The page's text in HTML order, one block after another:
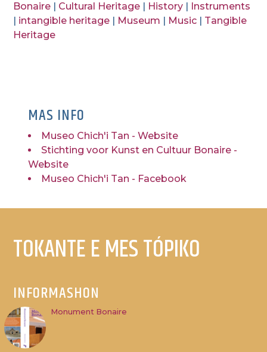
Bonaire | Cultural Heritage | History | Instruments
| intangible heritage | Museum | Music | Tangible
Heritage
MAS INFO
Museo Chich'i Tan - Website
Stichting voor Kunst en Cultuur Bonaire -
Website
Museo Chich'i Tan - Facebook
TOKANTE E MES TÓPIKO
INFORMASHON
Monument Bonaire